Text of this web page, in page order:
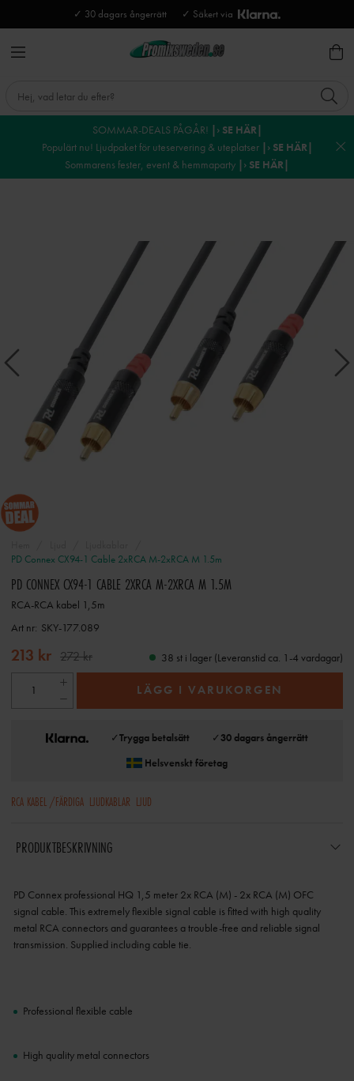
✓ 30 dagars ångerrätt ✓ Säkert via
SOMMAR-DEALS PÅGÅR! |› SE HÄR|
Populärt nu! Ljudpaket för uteservering & uteplatser |› SE HÄR|
Sommarens fester, event & hemmaparty |› SE HÄR|
PD Connex CX94-1 Cable 2xRCA M-2xRCA M 1.5m
PD CONNEX CX94-1 CABLE 2XRCA M-2XRCA M 1.5M
RCA-RCA kabel 1,5m
Art nr: SKY-177.089
213 kr 272 kr 38 st i lager (Leveranstid ca. 1-4 vardagar)
LÄGG I VARUKORGEN
✓Trygga betalsätt ✓30 dagars ångerrätt
Helsvenskt företag
RCA KABEL /FÄRDIGA LJUDKABLAR LJUD
PRODUKTBESKRIVNING
PD Connex professional HQ 1,5 meter 2x RCA (M) - 2x RCA (M) OFC
signal cable. This extremely flexible signal cable is fitted with high quality
metal RCA connectors and guarantees a trouble-free and reliable signal
transmission. Supplied including cable tie.
Professional flexible cable
High quality metal connectors